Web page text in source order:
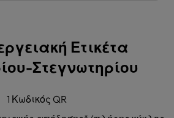
Ετικέτα
Στεγνωτηρίου
1 Κωδικός QR